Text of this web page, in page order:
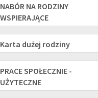
NABÓR NA RODZINY
WSPIERAJĄCE
Karta dużej rodziny
PRACE SPOŁECZNIE -
UŻYTECZNE